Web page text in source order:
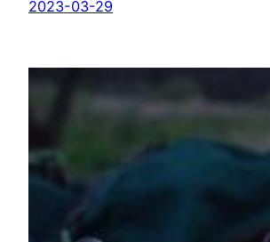
2023-03-29